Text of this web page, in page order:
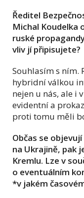
Ředitel
Michal Koudelka
ruské
vliv jí připisujete?
Souhlasím s ním.
hybridní válkou
nejen u nás, ale i
evidentní a
proti tomu měli
Občas se
na Ukrajině, pak
Kremlu. Lze v
o eventuálním
*v jakém